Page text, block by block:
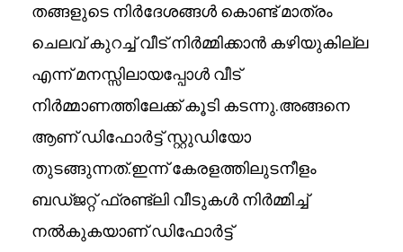
തങ്ങളുടെ നിർദേശങ്ങൾ കൊണ്ട് മാത്രം
ചെലവ് കുറച്ച് വീട് നിർമ്മിക്കാൻ കഴിയുകില്ല
എന്ന് മനസ്സിലായപ്പോൾ വീട്
നിർമ്മാണത്തിലേക്ക് കൂടി കടന്നു.അങ്ങനെ
ആണ് ഡിഫോര്‍ട്ട് സ്റ്റുഡിയോ
തുടങ്ങുന്നത്.ഇന്ന് കേരളത്തിലുടനീളം
ബഡ്ജറ്റ് ഫ്രണ്ട്ലി വീടുകൾ നിർമ്മിച്ച്
നൽകുകയാണ് ഡിഫോര്‍ട്ട്